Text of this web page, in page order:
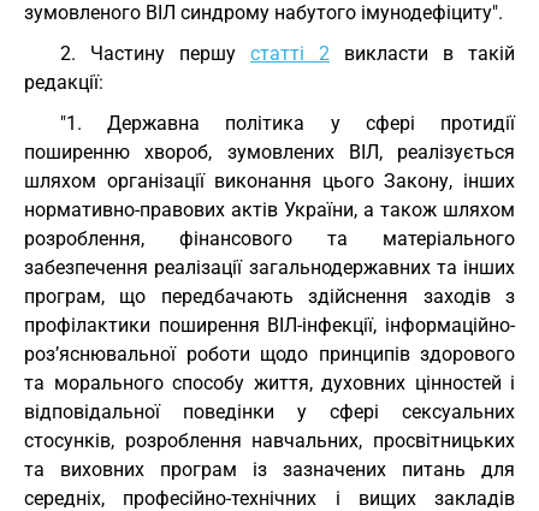
зумовленого ВІЛ синдрому набутого імунодефіциту".
2. Частину першу статті 2 викласти в такій
редакції:
"1. Державна політика у сфері протидії
поширенню хвороб, зумовлених ВІЛ, реалізується
шляхом організації виконання цього Закону, інших
нормативно-правових актів України, а також шляхом
розроблення, фінансового та матеріального
забезпечення реалізації загальнодержавних та інших
програм, що передбачають здійснення заходів з
профілактики поширення ВІЛ-інфекції, інформаційно-
роз’яснювальної роботи щодо принципів здорового
та морального способу життя, духовних цінностей і
відповідальної поведінки у сфері сексуальних
стосунків, розроблення навчальних, просвітницьких
та виховних програм із зазначених питань для
середніх, професійно-технічних і вищих закладів